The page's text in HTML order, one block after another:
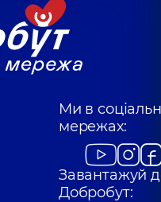
Ми в
мережах:
Завантажуй
Добробут: